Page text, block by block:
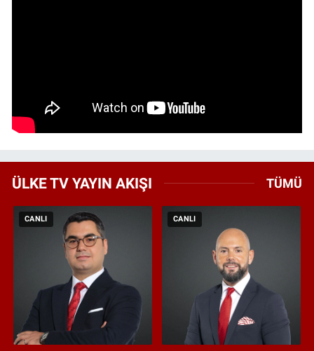
ÜLKE TV YAYIN AKIŞI TÜMÜ
CANLI CANLI